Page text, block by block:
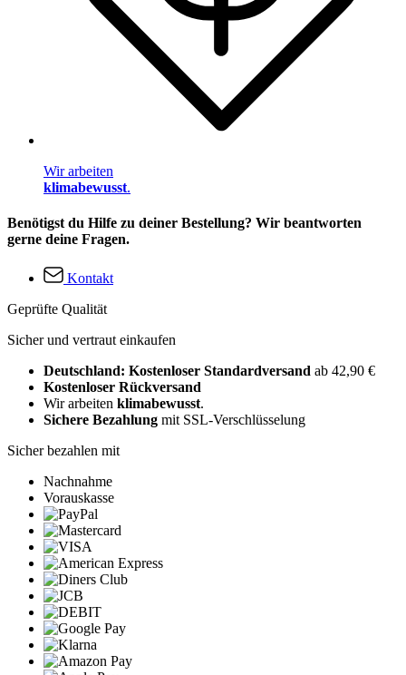
Wir arbeiten
klimabewusst.
Benötigst du Hilfe zu deiner Bestellung? Wir beantworten
gerne deine Fragen.
Kontakt
Geprüfte Qualität
Sicher und vertraut einkaufen
Deutschland: Kostenloser Standardversand ab 42,90 €
Kostenloser Rückversand
Wir arbeiten klimabewusst.
Sichere Bezahlung mit SSL-Verschlüsselung
Sicher bezahlen mit
Nachnahme
Vorauskasse